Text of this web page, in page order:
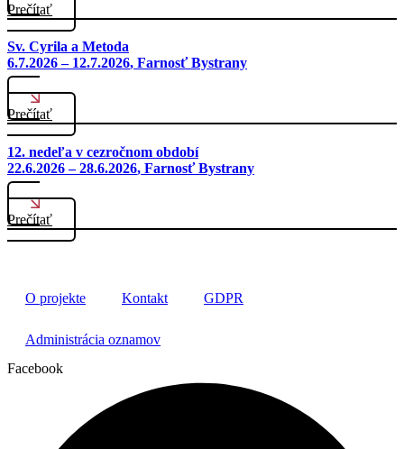
Prečítať
Sv. Cyrila a Metoda
6.7.2026 – 12.7.2026, Farnosť Bystrany
Prečítať
12. nedeľa v cezročnom období
22.6.2026 – 28.6.2026, Farnosť Bystrany
Prečítať
O projekte Kontakt GDPR
Administrácia oznamov
Facebook